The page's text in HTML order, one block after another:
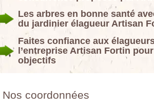
Les arbres en bonne santé
du jardinier élagueur Artisan
Faites confiance aux
l’entreprise Artisan Fortin
objectifs
Nos coordonnées